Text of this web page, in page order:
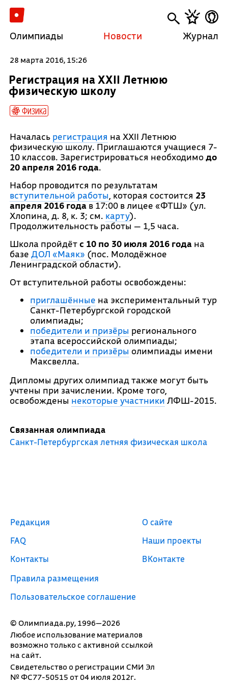
Олимпиады Новости Журнал
28 марта 2016, 15:26
Регистрация на XXII Летнюю
физическую школу
Физика
Началась регистрация на XXII Летнюю
физическую школу. Приглашаются учащиеся 7-
10 классов. Зарегистрироваться необходимодо
20 апреля 2016 года.
Набор проводится по результатам
вступительной работы, которая состоится 23
апреля 2016 годав 17:00 в лицее «ФТШ» (ул.
Хлопина, д. 8, к. 3; см. карту).
Продолжительность работы — 1,5 часа.
Школа пройдётс 10 по 30 июля 2016 годана
базе ДОЛ «Маяк» (пос. Молодёжное
Ленинградской области).
От вступительной работы освобождены:
приглашённые на экспериментальный тур
Санкт-Петербургской городской
олимпиады;
победители и призёры регионального
этапа всероссийской олимпиады;
победители и призёры олимпиады имени
Максвелла.
Дипломы других олимпиад также могут быть
учтены при зачислении. Кроме того,
освобождены некоторые участники ЛФШ-2015.
Связанная олимпиада
Санкт-Петербургская летняя физическая школа
© Олимпиада.ру, 1996—2026
Любое использование материалов
возможно только с активной ссылкой
на сайт.
Свидетельство о регистрации СМИ Эл
№ ФС77-50515 от 04 июля 2012г.
Редакция
FAQ
Контакты
Правила размещения
Пользовательское соглашение
О сайте
Наши проекты
ВКонтакте